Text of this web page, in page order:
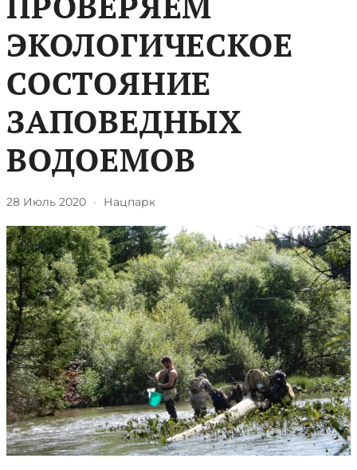
ЭКОЛОГИЧЕСКОЕ
СОСТОЯНИЕ
ЗАПОВЕДНЫХ
ВОДОЕМОВ
28 Июль 2020 · Нацпарк